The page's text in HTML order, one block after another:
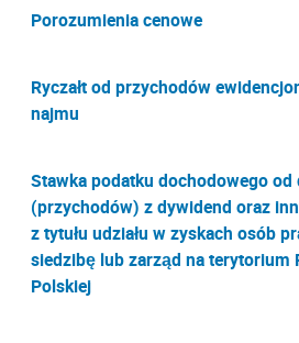
Porozumienia cenowe
Ryczałt od przychodów
najmu
Stawka podatku dochodowego
(przychodów) z dywidend oraz
z tytułu udziału w zyskach osób
siedzibę lub zarząd na terytorium
Polskiej